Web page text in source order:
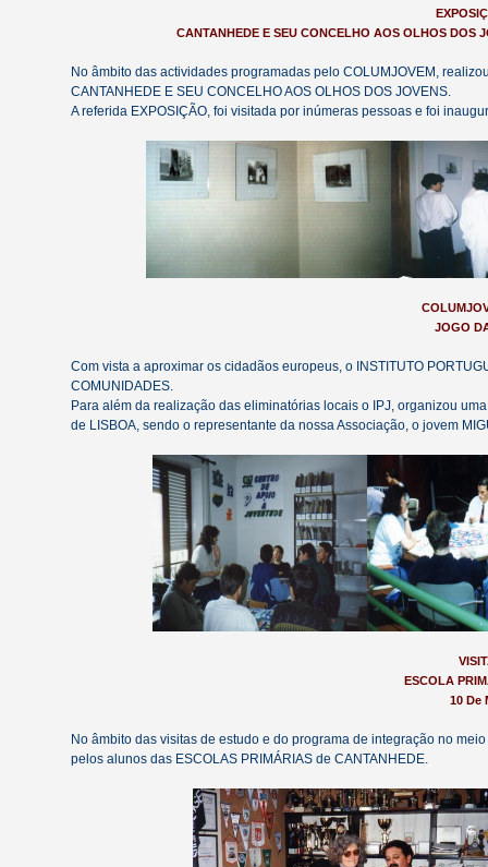
CANTANHEDE E SEU CONCELHO AOS OLHOS
No âmbito das actividades programadas pelo COLUMJOVEM,
CANTANHEDE E SEU CONCELHO AOS OLHOS DOS JOVENS.
A referida EXPOSIÇÃO, foi visitada por inúmeras pessoas e foi
JOGO
Com vista a aproximar os cidadãos europeus, o INSTITUTO
COMUNIDADES.
Para além da realização das eliminatórias locais o IPJ, organizou
de LISBOA, sendo o representante da nossa Associação, o jovem
ESCOLA
10 De
No âmbito das visitas de estudo e do programa de integração no
pelos alunos das ESCOLAS PRIMÁRIAS de CANTANHEDE.